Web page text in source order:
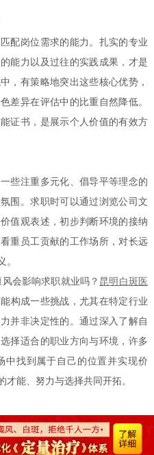
岗位需求的能力。扎实的专业
能力以及过往的实践成果，才是
，有策略地突出这些核心优势，
差异在评估中的比重自然降低。
证书，是展示个人价值的有效方
注重多元化、倡导平等理念的
围。求职时可以通过浏览公司文
值观表述，初步判断环境的接纳
重员工贡献的工作场所，对长远
。
会影响求职就业吗？ 昆明白斑医
构成一些挑战，尤其在特定行业
并非决定性的。通过深入了解自
择适合的职业方向与环境，许多
中找到属于自己的位置并实现价
能、努力与选择共同开拓。